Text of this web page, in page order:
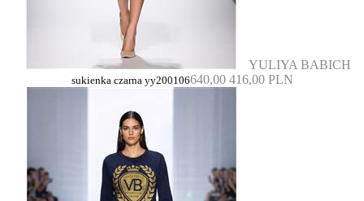
YULIYA BABICH
sukienka czarna yy200106640,00 416,00 PLN